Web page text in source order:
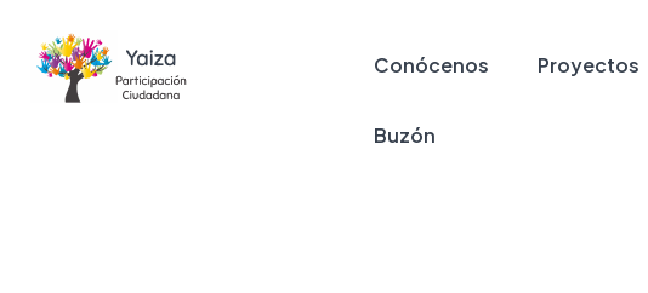
Conócenos Proyectos
Buzón